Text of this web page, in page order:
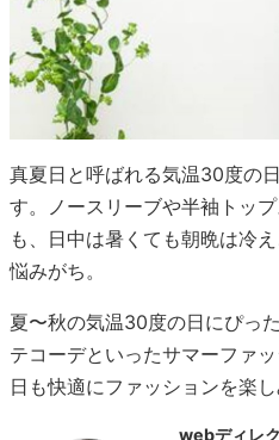
真夏日と呼ばれる気温30度の
す。ノースリーブや半袖トッ
も、日中は暑くても朝晩は冷
悩みがち。
夏〜秋の気温30度の日にぴっ
テコーデといったサマーファ
日も快適にファッションを楽し
webディレ